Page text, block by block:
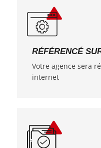
RÉFÉRENCÉ
Votre agence sera
internet